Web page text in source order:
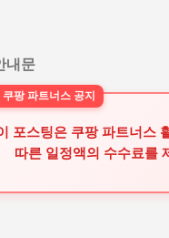
내문
포스팅은 쿠팡 파트너스
따른 일정액의 수수료를